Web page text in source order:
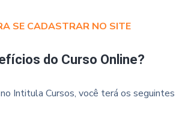
SE CADASTRAR NO SITE
do Curso Online?
Intitula Cursos, você terá os seguintes